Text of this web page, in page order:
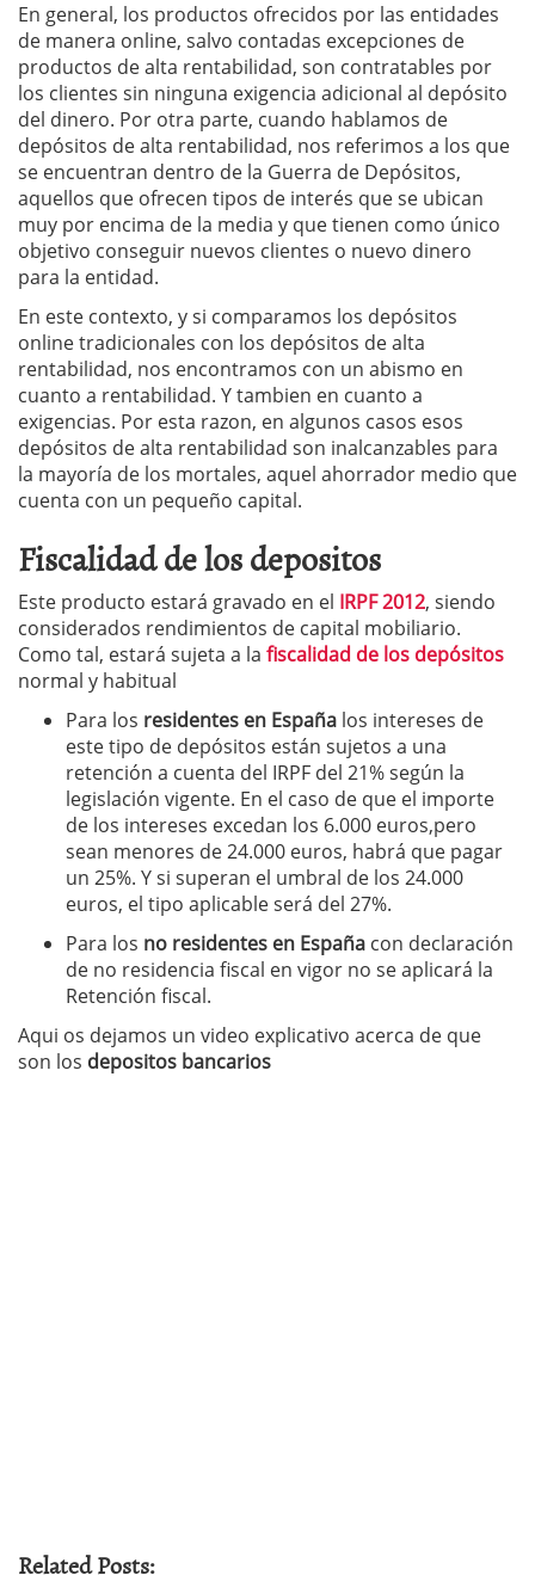
En general, los productos ofrecidos por las entidades
de manera online, salvo contadas excepciones de
productos de alta rentabilidad, son contratables por
los clientes sin ninguna exigencia adicional al depósito
del dinero. Por otra parte, cuando hablamos de
depósitos de alta rentabilidad, nos referimos a los que
se encuentran dentro de la Guerra de Depósitos,
aquellos que ofrecen tipos de interés que se ubican
muy por encima de la media y que tienen como único
objetivo conseguir nuevos clientes o nuevo dinero
para la entidad.
En este contexto, y si comparamos los depósitos
online tradicionales con los depósitos de alta
rentabilidad, nos encontramos con un abismo en
cuanto a rentabilidad. Y tambien en cuanto a
exigencias. Por esta razon, en algunos casos esos
depósitos de alta rentabilidad son inalcanzables para
la mayoría de los mortales, aquel ahorrador medio que
cuenta con un pequeño capital.
Fiscalidad de los depositos
Este producto estará gravado en el IRPF 2012, siendo
considerados rendimientos de capital mobiliario.
Como tal, estará sujeta a la fiscalidad de los depósitos
normal y habitual
Para los residentes en España los intereses de
este tipo de depósitos están sujetos a una
retención a cuenta del IRPF del 21% según la
legislación vigente. En el caso de que el importe
de los intereses excedan los 6.000 euros,pero
sean menores de 24.000 euros, habrá que pagar
un 25%. Y si superan el umbral de los 24.000
euros, el tipo aplicable será del 27%.
Para los no residentes en España con declaración
de no residencia fiscal en vigor no se aplicará la
Retención fiscal.
Aqui os dejamos un video explicativo acerca de que
son los depositos bancarios
Related Posts: